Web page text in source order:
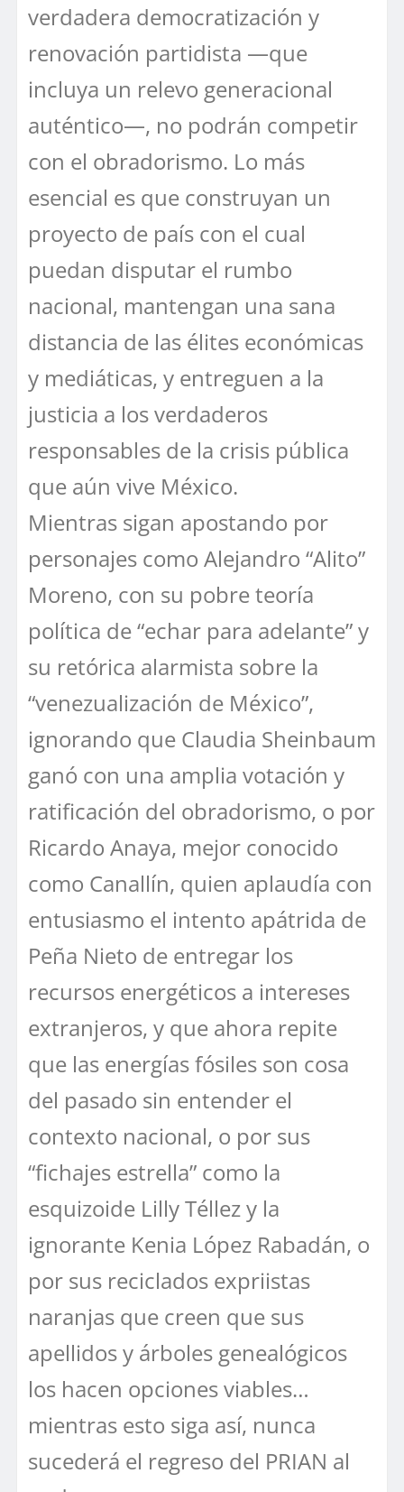
verdadera democratización y
renovación partidista —que
incluya un relevo generacional
auténtico—, no podrán competir
con el obradorismo. Lo más
esencial es que construyan un
proyecto de país con el cual
puedan disputar el rumbo
nacional, mantengan una sana
distancia de las élites económicas
y mediáticas, y entreguen a la
justicia a los verdaderos
responsables de la crisis pública
que aún vive México.
Mientras sigan apostando por
personajes como Alejandro “Alito”
Moreno, con su pobre teoría
política de “echar para adelante” y
su retórica alarmista sobre la
“venezualización de México”,
ignorando que Claudia Sheinbaum
ganó con una amplia votación y
ratificación del obradorismo, o por
Ricardo Anaya, mejor conocido
como Canallín, quien aplaudía con
entusiasmo el intento apátrida de
Peña Nieto de entregar los
recursos energéticos a intereses
extranjeros, y que ahora repite
que las energías fósiles son cosa
del pasado sin entender el
contexto nacional, o por sus
“fichajes estrella” como la
esquizoide Lilly Téllez y la
ignorante Kenia López Rabadán, o
por sus reciclados expriistas
naranjas que creen que sus
apellidos y árboles genealógicos
los hacen opciones viables…
mientras esto siga así, nunca
sucederá el regreso del PRIAN al